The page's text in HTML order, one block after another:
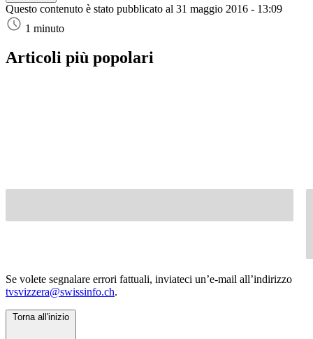
Questo contenuto è stato pubblicato al 31 maggio 2016 - 13:09
1 minuto
Articoli più popolari
Se volete segnalare errori fattuali, inviateci un’e-mail all’indirizzo
tvsvizzera@swissinfo.ch.
Torna all'inizio